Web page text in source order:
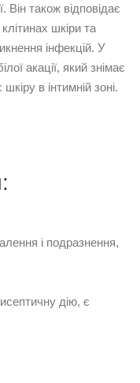
Він також відповідає
шкіри та
інфекцій. У
акації, який знімає
в інтимній зоні.
і подразнення,
дію, є